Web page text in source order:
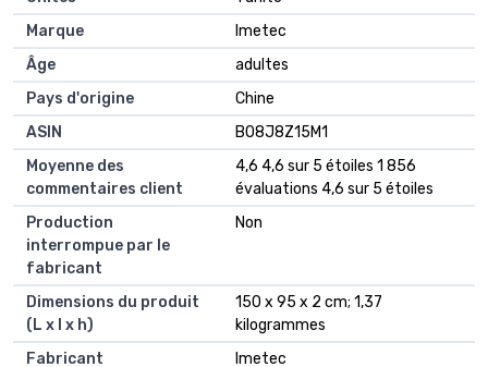
Marque
‎Imetec
Âge
‎adultes
Pays d'origine
‎Chine
ASIN
B08J8Z15M1
Moyenne des
commentaires client
4,6 4,6 sur 5 étoiles 1 856
évaluations 4,6 sur 5 étoiles
Production
interrompue par le
fabricant
Non
Dimensions du produit
(L x l x h)
150 x 95 x 2 cm; 1,37
kilogrammes
Fabricant
Imetec